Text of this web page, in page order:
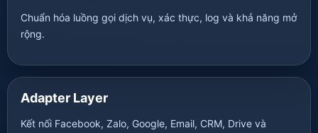
Chuẩn hóa luồng gọi dịch vụ, xác thực, log và khả năng mở
rộng.
Adapter Layer
Kết nối Facebook, Zalo, Google, Email, CRM, Drive và